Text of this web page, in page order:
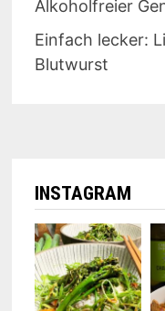
Alkoholfreier
Einfach lecker:
Blutwurst
INSTAGRAM